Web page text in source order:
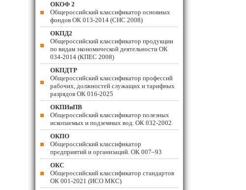
ОКОФ 2
Общероссийский классификатор основных
фондов ОК 013-2014 (СНС 2008)
ОКПД2
Общероссийский классификатор продукции
по видам экономической деятельности ОК
034-2014 (КПЕС 2008)
ОКПДТР
Общероссийский классификатор профессий
рабочих, должностей служащих и тарифных
разрядов ОК 016-2025
ОКПИиПВ
Общероссийский классификатор полезных
ископаемых и подземных вод. ОК 032-2002
ОКПО
Общероссийский классификатор
предприятий и организаций. ОК 007–93
ОКС
Общероссийский классификатор стандартов
ОК 001-2021 (ИСО МКС)